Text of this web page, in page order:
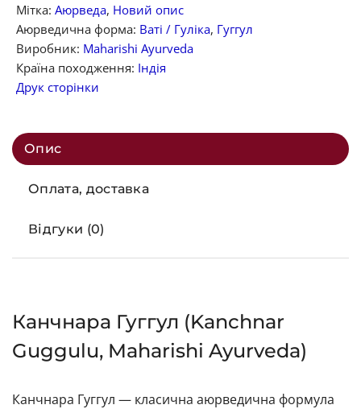
Мітка: Аюрведа, Новий опис
Аюрведична форма: Ваті / Гуліка, Гуггул
Виробник: Maharishi Ayurveda
Країна походження: Індія
Друк сторінки
Опис
Оплата, доставка
Відгуки (0)
Канчнара Гуггул (Kanchnar
Guggulu, Maharishi Ayurveda)
Канчнара Гуггул — класична аюрведична формула